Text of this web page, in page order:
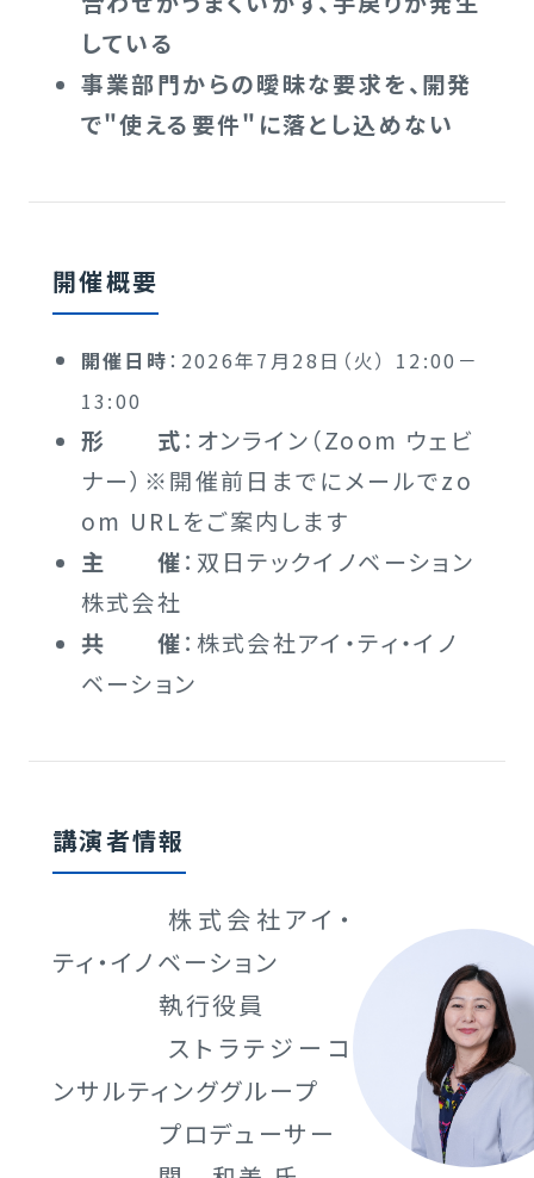
している
事業部門からの曖昧な要求を、開発
で"使える要件"に落とし込めない
開催概要
開催日時 ：2026年7月28日（火） 12:00－
13:00
形 式：オンライン（Zoom ウェビ
ナー）※開催前日までにメールでzo
om URLをご案内します
主 催：双日テックイノベーション
株式会社
共 催：株式会社アイ・ティ・イノ
ベーション
講演者情報
株式会社アイ・
ティ・イノベーション
執行役員
ストラテジーコ
ンサルティンググループ
プロデューサー